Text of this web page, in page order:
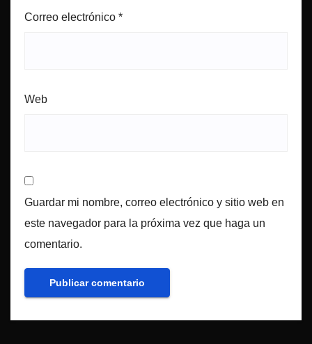
Correo electrónico *
Web
Guardar mi nombre, correo electrónico y sitio web en
este navegador para la próxima vez que haga un
comentario.